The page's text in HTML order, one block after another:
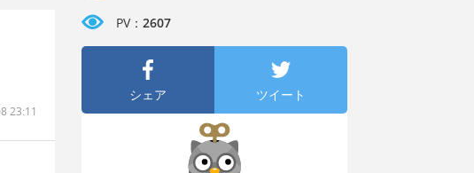
23:11
PV： 2607
シェア ツイート